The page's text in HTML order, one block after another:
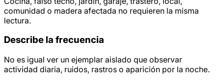
comunidad o madera afectada no requieren la misma
lectura.
Describe la frecuencia
No es igual ver un ejemplar aislado que observar
actividad diaria, ruidos, rastros o aparición por la noche.